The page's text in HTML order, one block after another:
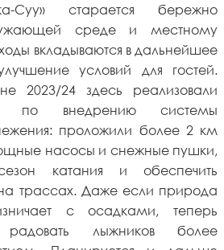
Суу» старается бережно
среде и местному
вкладываются в дальнейшее
условий для гостей.
2023/24 здесь реализовали
по внедрению системы
проложили более 2 км
насосы и снежные пушки,
катания и обеспечить
трассах. Даже если природа
с осадками, теперь
лыжников более